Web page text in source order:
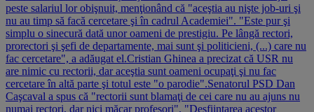
peste salariul lor obişnuit, menţionând că "aceştia au nişte job-uri şi
nu au timp să facă cercetare şi în cadrul Academiei". "Este pur şi
simplu o sinecură dată unor oameni de prestigiu. Pe lângă rectori,
prorectori şi şefi de departamente, mai sunt şi politicieni, (...) care nu
fac cercetare", a adăugat el.Cristian Ghinea a precizat că USR nu
are nimic cu rectorii, dar aceştia sunt oameni ocupaţi şi nu fac
cercetare în altă parte şi totul este "o parodie".Senatorul PSD Dan
Caşcaval a spus că "rectorii sunt blamaţi de cei care nu au ajuns nu
numai rectori, dar nici măcar profesori". "Desfiinţarea acestor